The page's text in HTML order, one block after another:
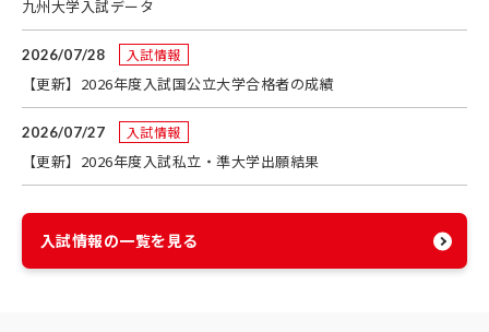
九州大学入試データ
2026/07/28 入試情報
【更新】2026年度入試国公立大学合格者の成績
2026/07/27 入試情報
【更新】2026年度入試私立・準大学出願結果
入試情報の一覧を見る